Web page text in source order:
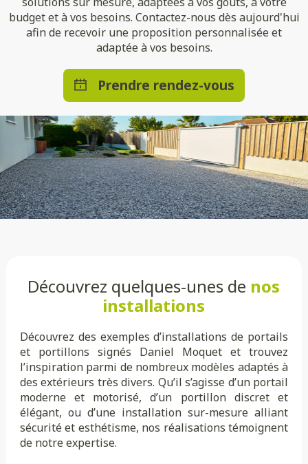
budget et à vos besoins. Contactez-nous dès aujourd'hui
afin de recevoir une proposition personnalisée et
adaptée à vos besoins.
Prendre rendez-vous
Découvrez quelques-unes de nos
installations
Découvrez des exemples d’installations de portails
et portillons signés Daniel Moquet et trouvez
l’inspiration parmi de nombreux modèles adaptés à
des extérieurs très divers. Qu’il s’agisse d’un portail
moderne et motorisé, d’un portillon discret et
élégant, ou d’une installation sur-mesure alliant
sécurité et esthétisme, nos réalisations témoignent
de notre expertise.